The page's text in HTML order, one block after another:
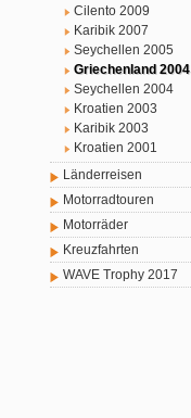
Cilento 2009
Karibik 2007
Seychellen 2005
Griechenland 2004
Seychellen 2004
Kroatien 2003
Karibik 2003
Kroatien 2001
Länderreisen
Motorradtouren
Motorräder
Kreuzfahrten
WAVE Trophy 2017